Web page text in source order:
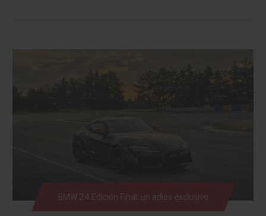
BMW Z4 Edición Final: un adiós exclusivo